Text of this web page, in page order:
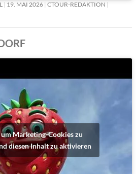
19. MAI 2026 CTOUR-REDAKTION
Marketing-Cookies zu
diesen Inhalt zu aktivieren